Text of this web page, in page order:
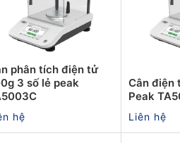
phân tích điện tử
3 số lẻ peak
hệ
Cân điện
Peak
Liên hệ